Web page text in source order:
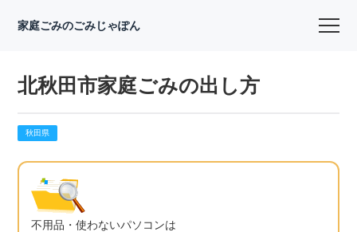
家庭ごみのごみじゃぽん
北秋田市家庭ごみの出し方
秋田県
不用品・使わないパソコンは